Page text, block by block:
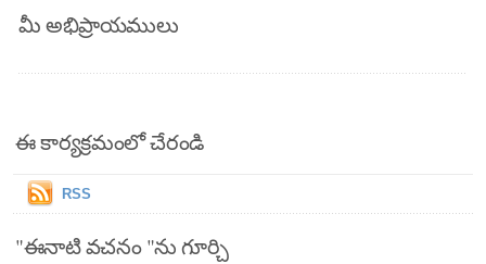
మీ అభిప్రాయములు
ఈ కార్యక్రమంలో చేరండి
RSS
"ఈనాటి వచనం "ను గూర్చి